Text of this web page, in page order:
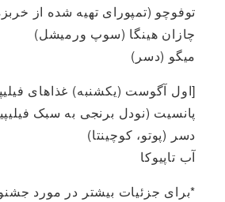
توفوچو (تمپورای تهیه شده از
چازان هینگا (سوپ ورمیشل)
میگو (دسر)
[اول آگوست (یکشنبه) غذاهای
پانسیت (نودل برنجی به سبک
دسر (پوتو، کوچینتا)
آب تاپیوکا
*برای جزئیات بیشتر در مورد